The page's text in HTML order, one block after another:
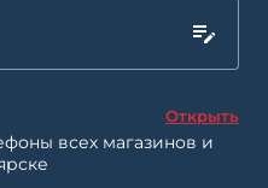
Открыть
всех магазинов и